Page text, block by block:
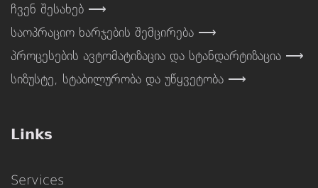
ჩვენ შესახებ ⟶
საოპრაციო ხარჯების შემცირება ⟶
პროცესების ავტომატიზაცია და სტანდარტიზაცია ⟶
სიზუსტე, სტაბილურობა და უწყვეტობა ⟶
Links
Services